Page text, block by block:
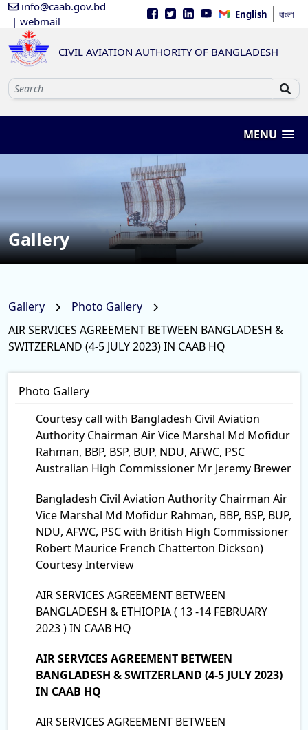
info@caab.gov.bd
| webmail
English বাংলা
CIVIL AVIATION AUTHORITY OF BANGLADESH
MENU
Gallery
Gallery
Photo Gallery
AIR SERVICES AGREEMENT BETWEEN BANGLADESH &
SWITZERLAND (4-5 JULY 2023) IN CAAB HQ
Photo Gallery
Courtesy call with Bangladesh Civil Aviation
Authority Chairman Air Vice Marshal Md Mofidur
Rahman, BBP, BSP, BUP, NDU, AFWC, PSC
Australian High Commissioner Mr Jeremy Brewer
Bangladesh Civil Aviation Authority Chairman Air
Vice Marshal Md Mofidur Rahman, BBP, BSP, BUP,
NDU, AFWC, PSC with British High Commissioner
Robert Maurice French Chatterton Dickson)
Courtesy Interview
AIR SERVICES AGREEMENT BETWEEN
BANGLADESH & ETHIOPIA ( 13 -14 FEBRUARY
2023 ) IN CAAB HQ
AIR SERVICES AGREEMENT BETWEEN
BANGLADESH & SWITZERLAND (4-5 JULY 2023)
IN CAAB HQ
AIR SERVICES AGREEMENT BETWEEN